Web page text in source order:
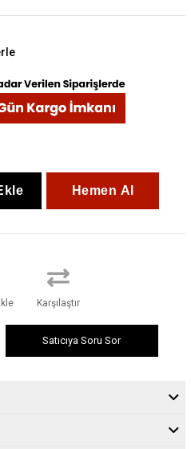
Karşılaştır
Satıcıya Soru Sor